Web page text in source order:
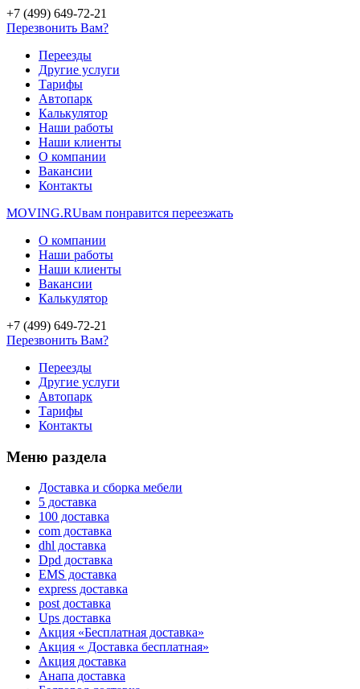
+7 (499) 649-72-21
Перезвонить Вам?
Переезды
Другие услуги
Тарифы
Автопарк
Калькулятор
Наши работы
Наши клиенты
О компании
Вакансии
Контакты
MOVING.RUвам понравится переезжать
О компании
Наши работы
Наши клиенты
Вакансии
Калькулятор
+7 (499) 649-72-21
Перезвонить Вам?
Переезды
Другие услуги
Автопарк
Тарифы
Контакты
Меню раздела
Доставка и сборка мебели
5 доставка
100 доставка
com доставка
dhl доставка
Dpd доставка
EMS доставка
express доставка
post доставка
Ups доставка
Акция «Бесплатная доставка»
Акция « Доставка бесплатная»
Акция доставка
Анапа доставка